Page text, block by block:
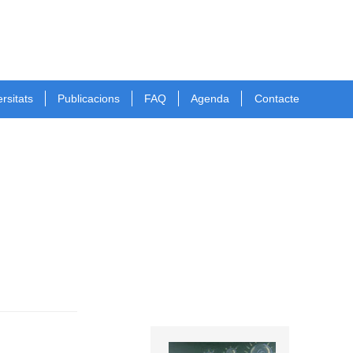
Publicacions FAQ Agenda Contacte